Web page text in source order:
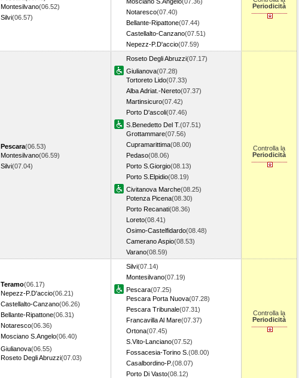
Montesilvano(06.52)
Silvi(06.57)
Notaresco(07.40)
Bellante-Ripattone(07.44)
Castellalto-Canzano(07.51)
Nepezz-P.D'accio(07.59)
Periodicità
Pescara(06.53)
Montesilvano(06.59)
Silvi(07.04)
Roseto Degli Abruzzi(07.17)
Giulianova(07.28)
Tortoreto Lido(07.33)
Alba Adriat.-Nereto(07.37)
Martinsicuro(07.42)
Porto D'ascoli(07.46)
S.Benedetto Del T.(07.51)
Grottammare(07.56)
Cupramarittima(08.00)
Pedaso(08.06)
Porto S.Giorgio(08.13)
Porto S.Elpidio(08.19)
Civitanova Marche(08.25)
Potenza Picena(08.30)
Porto Recanati(08.36)
Loreto(08.41)
Osimo-Castelfidardo(08.48)
Camerano Aspio(08.53)
Varano(08.59)
Controlla la
Periodicità
Teramo(06.17)
Nepezz-P.D'accio(06.21)
Castellalto-Canzano(06.26)
Bellante-Ripattone(06.31)
Notaresco(06.36)
Mosciano S.Angelo(06.40)
Giulianova(06.55)
Roseto Degli Abruzzi(07.03)
Silvi(07.14)
Montesilvano(07.19)
Pescara(07.25)
Pescara Porta Nuova(07.28)
Pescara Tribunale(07.31)
Francavilla Al Mare(07.37)
Ortona(07.45)
S.Vito-Lanciano(07.52)
Fossacesia-Torino S. (08.00)
Casalbordino-P.(08.07)
Porto Di Vasto(08.12)
Controlla la
Periodicità